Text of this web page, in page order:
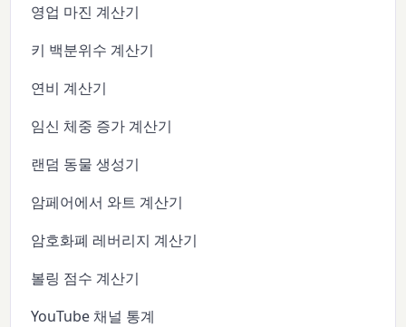
영업 마진 계산기
키 백분위수 계산기
연비 계산기
임신 체중 증가 계산기
랜덤 동물 생성기
암페어에서 와트 계산기
암호화폐 레버리지 계산기
볼링 점수 계산기
YouTube 채널 통계